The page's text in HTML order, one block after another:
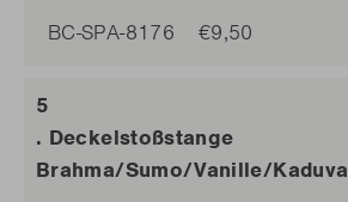
BC-SPA-8176 €9,50
. Deckelstoßstange
Brahma/Sumo/Vanille/Kaduva